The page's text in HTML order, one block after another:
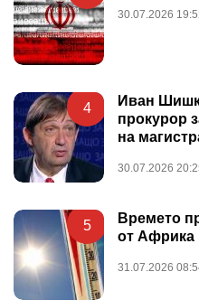
30.07.2026
4
Иван
прокурор
на
30.07.2026
5
Времето
от Африка
31.07.2026